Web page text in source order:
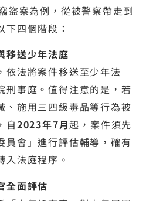
盜案為例，從被警察帶走到
四個階段：
移送少年法庭
依法將案件移送至少年法
刑事庭。值得注意的是，若
、施用三四級毒品等行為被
自2023年7月起，案件須先
員會」進行評估輔導，確有
入法庭程序。
全面評估